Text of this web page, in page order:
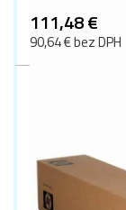
111,48 €
90,64 € bez DPH